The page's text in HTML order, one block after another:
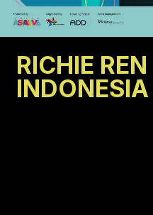
RICHIE
INDONESIA